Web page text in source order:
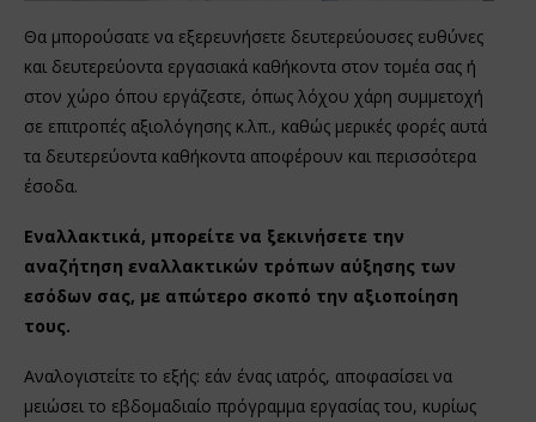
Θα μπορούσατε να εξερευνήσετε δευτερεύουσες ευθύνες
και δευτερεύοντα εργασιακά καθήκοντα στον τομέα σας ή
στον χώρο όπου εργάζεστε, όπως λόχου χάρη συμμετοχή
σε επιτροπές αξιολόγησης κ.λπ., καθώς μερικές φορές αυτά
τα δευτερεύοντα καθήκοντα αποφέρουν και περισσότερα
έσοδα.
Εναλλακτικά, μπορείτε να ξεκινήσετε την
αναζήτηση εναλλακτικών τρόπων αύξησης των
εσόδων σας, με απώτερο σκοπό την αξιοποίηση
τους.
Αναλογιστείτε το εξής: εάν ένας ιατρός, αποφασίσει να
μειώσει το εβδομαδιαίο πρόγραμμα εργασίας του, κυρίως